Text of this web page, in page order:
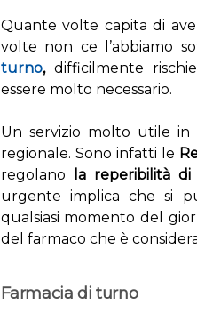
Quante volte capita di
volte non ce l’abbiamo
turno,difficilmente
essere molto necessario.
Un servizio molto utile
regionale. Sono infatti le
regolano la reperibilità di
urgente implica che si
qualsiasi momento del
del farmaco che è
Farmacia di turno